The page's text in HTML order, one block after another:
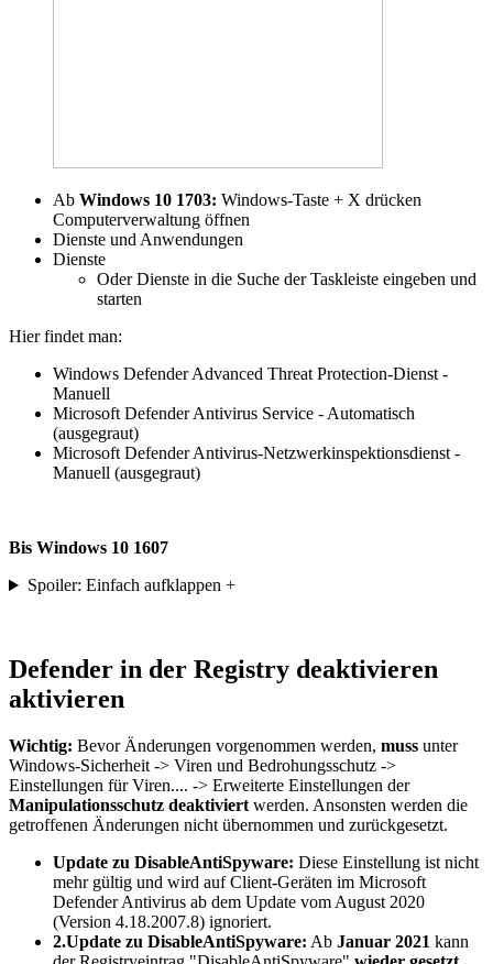
Ab Windows 10 1703: Windows-Taste + X drücken
Computerverwaltung öffnen
Dienste und Anwendungen
Dienste
Oder Dienste in die Suche der Taskleiste eingeben und
starten
Hier findet man:
Windows Defender Advanced Threat Protection-Dienst -
Manuell
Microsoft Defender Antivirus Service - Automatisch
(ausgegraut)
Microsoft Defender Antivirus-Netzwerkinspektionsdienst -
Manuell (ausgegraut)
Bis Windows 10 1607
Spoiler: Einfach aufklappen +
Defender in der Registry deaktivieren
aktivieren
Wichtig: Bevor Änderungen vorgenommen werden, muss unter
Windows-Sicherheit -> Viren und Bedrohungsschutz ->
Einstellungen für Viren.... -> Erweiterte Einstellungen der
Manipulationsschutz deaktiviert werden. Ansonsten werden die
getroffenen Änderungen nicht übernommen und zurückgesetzt.
Update zu DisableAntiSpyware: Diese Einstellung ist nicht
mehr gültig und wird auf Client-Geräten im Microsoft
Defender Antivirus ab dem Update vom August 2020
(Version 4.18.2007.8) ignoriert.
2.Update zu DisableAntiSpyware: Ab Januar 2021 kann